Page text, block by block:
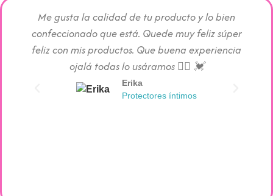
Me gusta la calidad de tu producto y lo bien
confeccionado que está. Quede muy feliz súper
feliz con mis productos. Que buena experiencia
ojalá todas lo usáramos 👯‍♀️ 💓
Erika
Protectores íntimos